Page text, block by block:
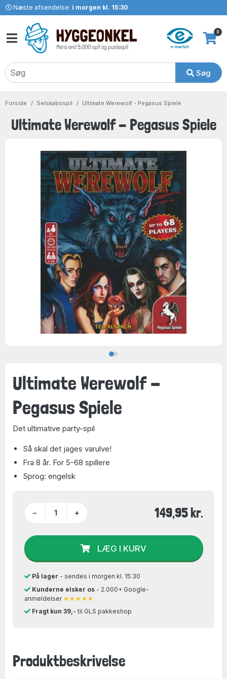
Næste afsendelse: i morgen kl. 15:30
Søg
0
Forside Selskabsspil Ultimate Werewolf - Pegasus Spiele
Ultimate Werewolf - Pegasus Spiele
Ultimate Werewolf -
Pegasus Spiele
Det ultimative party-spil
Så skal det jages varulve!
Fra 8 år. For 5-68 spillere
Sprog: engelsk
− + 149,95 kr.
LÆG I KURV
På lager - sendes i morgen kl. 15:30
Kunderne elsker os- 2.000+ Google-
anmeldelser ★★★★★
Fragt kun 39,- til GLS pakkeshop
Produktbeskrivelse